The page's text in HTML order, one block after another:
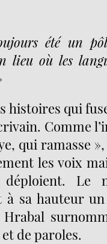
été un
lieu où les
histoires qui
Comme
qui ramasse
les voix
déploient. Le
à sa hauteur
de paroles.